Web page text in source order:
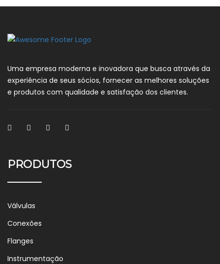
Uma empresa moderna e inovadora que busca através da
experiência de seus sócios, fornecer as melhores soluções
e produtos com qualidade e satisfação dos clientes.
PRODUTOS
Válvulas
Conexões
Flanges
Instrumentação